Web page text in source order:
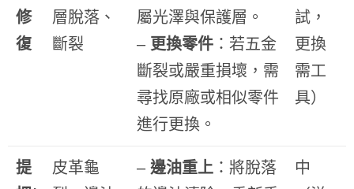
修
復
層脫落、
斷裂
屬光澤與保護層。
– 更換零件 ：若五金
斷裂或嚴重損壞，需
尋找原廠或相似零件
進行更換。
試，
更換
需工
具）
提
皮革龜
– 邊油重上 ：將脫落
中